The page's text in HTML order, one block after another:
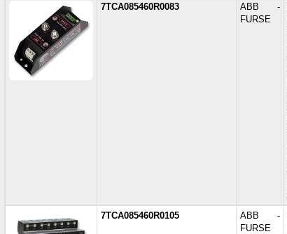
7TCA085460R0083
ABB -
FURSE
7TCA085460R0105
ABB -
FURSE